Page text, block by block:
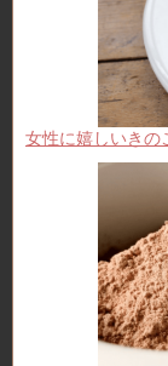
女性に嬉しいきの